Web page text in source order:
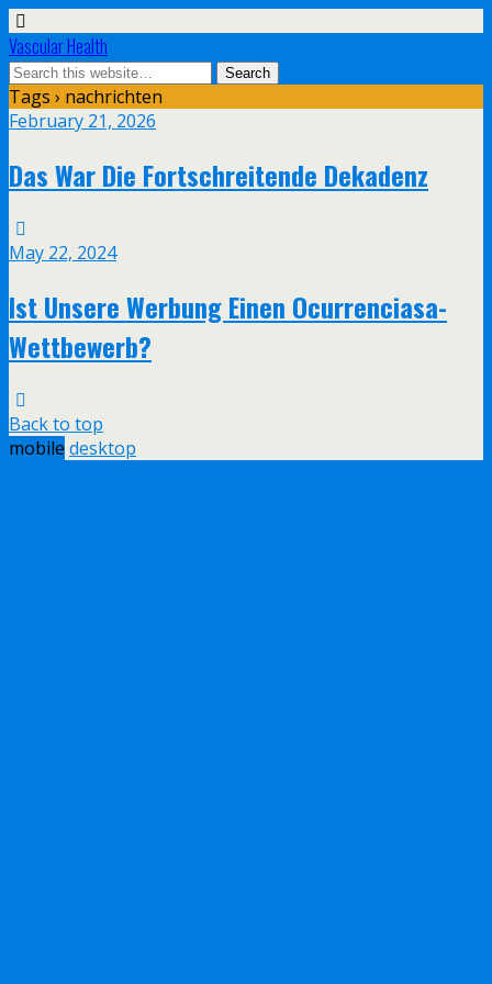
Vascular Health
Tags › nachrichten
February 21, 2026
Das War Die Fortschreitende Dekadenz
May 22, 2024
Ist Unsere Werbung Einen Ocurrenciasa-
Wettbewerb?
Back to top
mobile desktop